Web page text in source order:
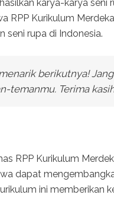
karya-karya seni
RPP Kurikulum
seni rupa di Indonesia.
berikutnya!
temanmu. Terima
RPP Kurikulum
dapat
ini memberikan